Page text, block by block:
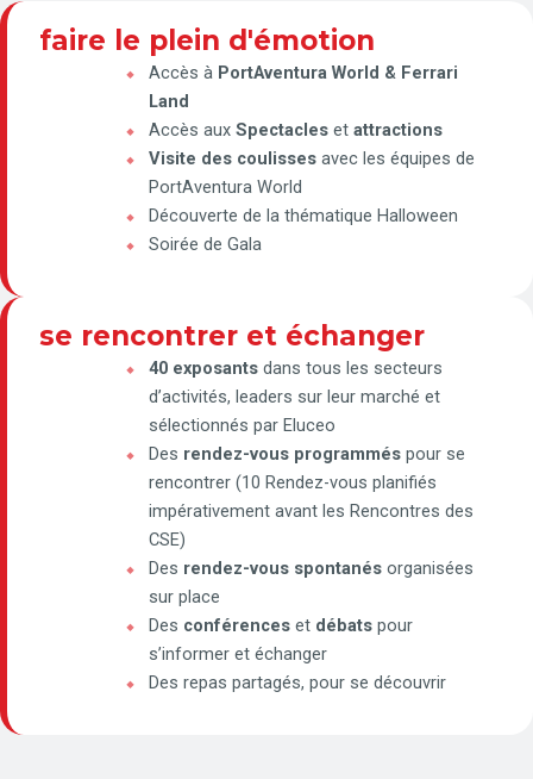
faire le plein d'émotion
Accès à PortAventura World & Ferrari
Land
Accès aux Spectacleset attractions
Visite des coulissesavec les équipes de
PortAventura World
Découverte de la thématique Halloween
Soirée de Gala
se rencontrer et échanger
40 exposantsdans tous les secteurs
d’activités, leaders sur leur marché et
sélectionnés par Eluceo
Des rendez-vous programméspour se
rencontrer (10 Rendez-vous planifiés
impérativement avant les Rencontres des
CSE)
Des rendez-vous spontanésorganisées
sur place
Des conférenceset débatspour
s’informer et échanger
Des repas partagés, pour se découvrir